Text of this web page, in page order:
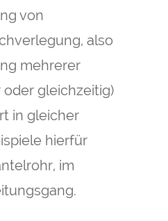
von
also
mehrerer
gleichzeitig)
in gleicher
hierfür
im